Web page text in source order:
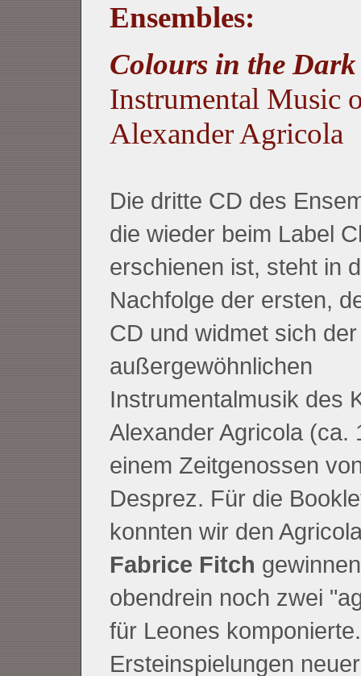
Ensembles:
Colours in the
Instrumental Music
Alexander Agricola
Die dritte CD des
die wieder beim Label
erschienen ist, steht in
Nachfolge der ersten,
CD und widmet sich der
außergewöhnlichen
Instrumentalmusik des
Alexander Agricola (ca.
einem Zeitgenossen
Desprez. Für die
konnten wir den
Fabrice Fitch
obendrein noch zwei
für Leones
Ersteinspielungen